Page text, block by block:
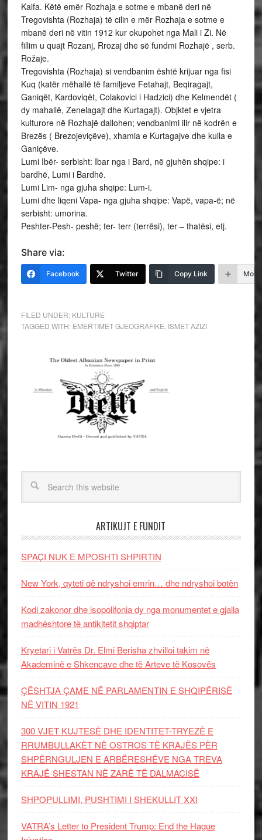
Kalfa. Këtë emër Rozhaja e sotme e mbanë deri në
Tregovishta (Rozhaja) të cilin e mër Rozhaja e sotme e
mbanë deri në vitin 1912 kur okupohet nga Mali i Zi. Në
fillim u quajt Rozanj, Rrozaj dhe së fundmi Rozhajë , serb.
Rožaje.
Tregovishta (Rozhaja) si vendbanim është krijuar nga fisi
Kuq (katër mëhallë të familjeve Fetahajt, Beqiragajt,
Ganiqët, Kardoviqët, Colakovici i Hadzici) dhe Kelmendët (
dy mahallë, Zenelagajt dhe Kurtagajt). Objktet e vjetra
kulturore në Rozhajë dallohen; vendbanimi ilir në kodrën e
Brezës ( Brezojeviçëve), xhamia e Kurtagajve dhe kulla e
Ganiçëve.
Lumi Ibër- serbisht: Ibar nga i Bard, në gjuhën shqipe: i
bardhë, Lumi i Bardhë.
Lumi Lim- nga gjuha shqipe: Lum-i.
Lumi dhe liqeni Vapa- nga gjuha shqipe: Vapë, vapa-ë; në
serbisht: umorina.
Peshter-Pesh- peshë; ter- terr (terrësi), ter – thatësi, etj.
Share via:
Facebook Twitter Copy Link More
FILED UNDER: KULTURE
TAGGED WITH: EMERTIMET GJEOGRAFIKE ISMET AZIZI
ARTIKUJT E FUNDIT
SPAÇI NUK E MPOSHTI SHPIRTIN
New York, qyteti që ndryshoi emrin… dhe ndryshoi botën
Kodi zakonor dhe isopolifonia dy nga monumentet e gjalla
madhështore të antikitetit shqiptar
Kryetari i Vatrës Dr. Elmi Berisha zhvilloi takim në
Akademinë e Shkencave dhe të Arteve të Kosovës
ÇËSHTJA ÇAME NË PARLAMENTIN E SHQIPËRISË
NË VITIN 1921
300 VJET KUJTESË DHE IDENTITET-TRYEZË E
RRUMBULLAKËT NË OSTROS TË KRAJËS PËR
SHPËRNGULJEN E ARBËRESHËVE NGA TREVA
KRAJË-SHESTAN NË ZARË TË DALMACISË
SHPOPULLIMI, PUSHTIMI I SHEKULLIT XXI
VATRA’s Letter to President Trump: End the Hague